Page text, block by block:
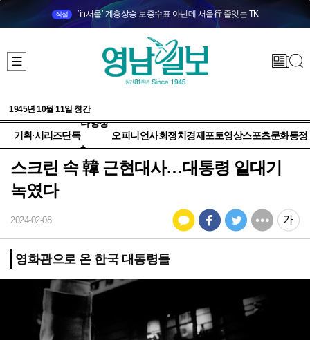
직설 ‘in서울’ 계층상승 보증수표 아닌데 서울行 줄잇는 TK
1945년 10월 11일 창간
기획·시리즈단독
다양성
+
오피니언사회정치 경제 포토영상스포츠문화동정
스크린 속 韓 근현대사…대통령 일대기
녹였다
2024-02-08
영화관으로 온 한국 대통령들